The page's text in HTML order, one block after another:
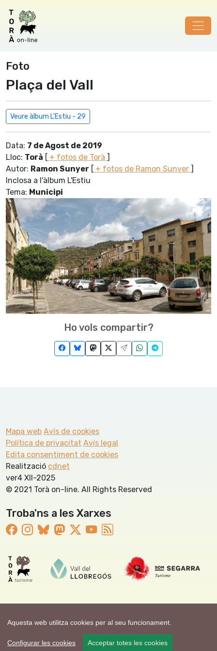
Aquesta web utilitza cookies per al seu funcionament.
Configurar les cookies Acceptar totes les cookies
Foto
Plaça del Vall
Veure àlbum L'Estiu - 29
Data: 7 de Agost de 2019
Lloc: Torà [ + fotos de Torà ]
Autor: Ramon Sunyer [ + fotos de Ramon Sunyer ]
Inclosa a l'àlbum L'Estiu
Tema: Municipi
Ho vols compartir?
Mapa web Avís de cookies
Política de privacitat Avís legal
Edita consentiment de cookies
Realització cdnet
ver4 XII-2025
© 2021 Torà on-line. All Rights Reserved
Troba'ns a les Xarxes